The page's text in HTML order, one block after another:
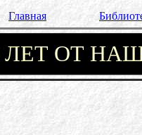
Главная
ЛЕТ ОТ